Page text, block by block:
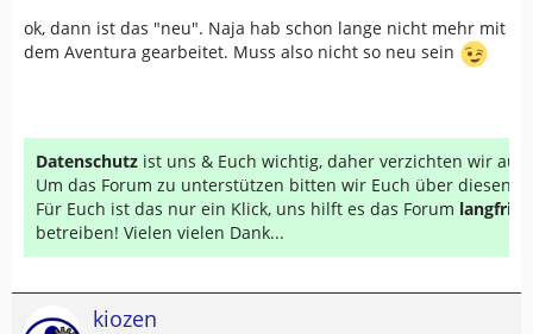
ok, dann ist das "neu". Naja hab schon lange nicht mehr mit
dem Aventura gearbeitet. Muss also nicht so neu sein
Datenschutz ist uns & Euch wichtig, daher verzichten wir auf
Um das Forum zu unterstützen bitten wir Euch über diesen
Für Euch ist das nur ein Klick, uns hilft es das Forum
betreiben! Vielen vielen Dank...
kiozen